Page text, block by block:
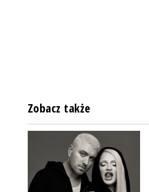
Zobacz także